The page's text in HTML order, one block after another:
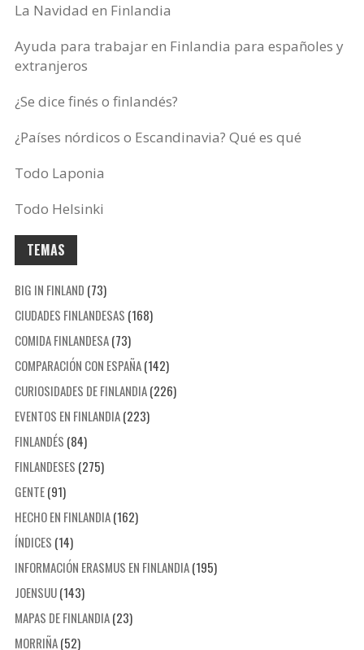
La Navidad en Finlandia
Ayuda para trabajar en Finlandia para españoles y
extranjeros
¿Se dice finés o finlandés?
¿Países nórdicos o Escandinavia? Qué es qué
Todo Laponia
Todo Helsinki
TEMAS
BIG IN FINLAND (73)
CIUDADES FINLANDESAS (168)
COMIDA FINLANDESA(73)
COMPARACIÓN CON ESPAÑA(142)
CURIOSIDADES DE FINLANDIA(226)
EVENTOS EN FINLANDIA(223)
FINLANDÉS (84)
FINLANDESES (275)
GENTE(91)
HECHO EN FINLANDIA(162)
ÍNDICES (14)
INFORMACIÓN ERASMUS EN FINLANDIA(195)
JOENSUU(143)
MAPAS DE FINLANDIA(23)
MORRIÑA(52)